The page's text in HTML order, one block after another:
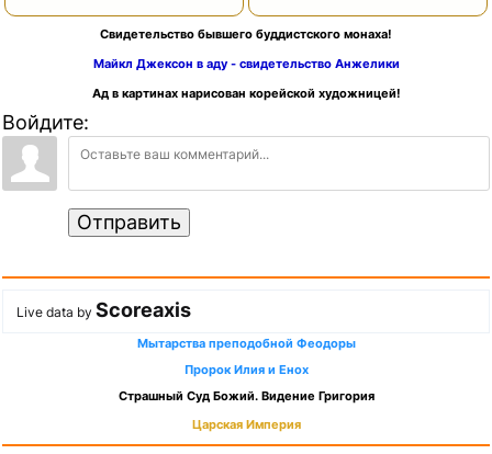
Свидетельство бывшего буддистского монаха!
Майкл Джексон в аду - свидетельство Анжелики
Ад в картинах нарисован корейской художницей!
Войдите:
Отправить
Live data by Scoreaxis
Мытарства преподобной Феодоры
Пророк Илия и Енох
Страшный Суд Божий. Видение Григория
Царская Империя